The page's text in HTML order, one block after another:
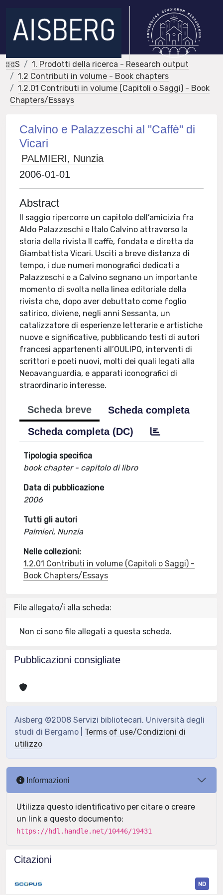
IRIS
1. Prodotti della ricerca - Research output
1.2 Contributi in volume - Book chapters
1.2.01 Contributi in volume (Capitoli o Saggi) - Book
Chapters/Essays
Calvino e Palazzeschi al "Caffè" di
Vicari
PALMIERI, Nunzia
2006-01-01
Abstract
Il saggio ripercorre un capitolo dell’amicizia fra
Aldo Palazzeschi e Italo Calvino attraverso la
storia della rivista Il caffè, fondata e diretta da
Giambattista Vicari. Usciti a breve distanza di
tempo, i due numeri monografici dedicati a
Palazzeschi e a Calvino segnano un importante
momento di svolta nella linea editoriale della
rivista che, dopo aver debuttato come foglio
satirico, diviene, negli anni Sessanta, un
catalizzatore di esperienze letterarie e artistiche
nuove e significative, pubblicando testi di autori
francesi appartenenti all’OULIPO, interventi di
scrittori e poeti nuovi, molti dei quali legati alla
Neoavanguardia, e apparati iconografici di
straordinario interesse.
Scheda breve
Scheda completa
Scheda completa (DC)
Tipologia specifica
book chapter - capitolo di libro
Data di pubblicazione
2006
Tutti gli autori
Palmieri, Nunzia
Nelle collezioni:
1.2.01 Contributi in volume (Capitoli o Saggi) -
Book Chapters/Essays
File allegato/i alla scheda:
Non ci sono file allegati a questa scheda.
Pubblicazioni consigliate
Aisberg ©2008 Servizi bibliotecari, Università degli
studi di Bergamo | Terms of use/Condizioni di
utilizzo
Informazioni
Utilizza questo identificativo per citare o creare
un link a questo documento:
https://hdl.handle.net/10446/19431
Citazioni
ND